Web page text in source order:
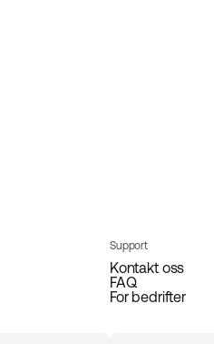
Support
Kontakt oss
FAQ
For bedrifter